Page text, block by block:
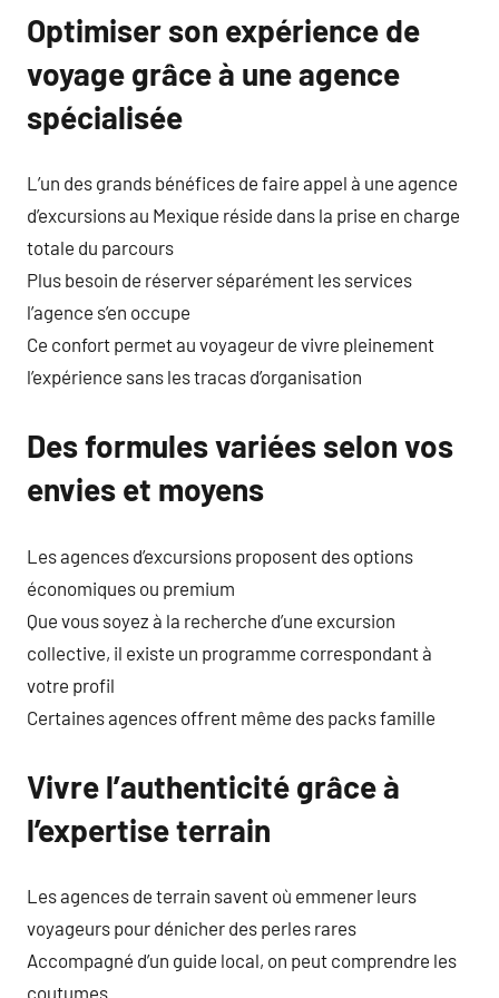
Optimiser son expérience de
voyage grâce à une agence
spécialisée
L’un des grands bénéfices de faire appel à une agence
d’excursions au Mexique réside dans la prise en charge
totale du parcours
Plus besoin de réserver séparément les services
l’agence s’en occupe
Ce confort permet au voyageur de vivre pleinement
l’expérience sans les tracas d’organisation
Des formules variées selon vos
envies et moyens
Les agences d’excursions proposent des options
économiques ou premium
Que vous soyez à la recherche d’une excursion
collective, il existe un programme correspondant à
votre profil
Certaines agences offrent même des packs famille
Vivre l’authenticité grâce à
l’expertise terrain
Les agences de terrain savent où emmener leurs
voyageurs pour dénicher des perles rares
Accompagné d’un guide local, on peut comprendre les
coutumes